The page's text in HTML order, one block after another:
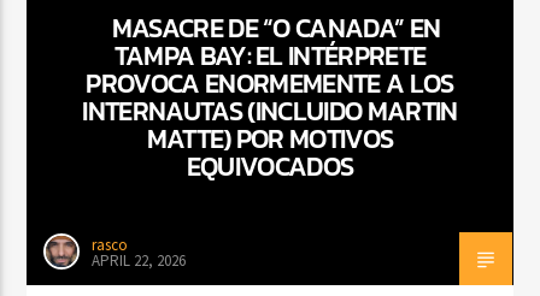
CURRENT SHOW
BACHATA PARA EL CAMINO
7:00 PM
MASACRE DE “O CANADA” EN
TAMPA BAY: EL INTÉRPRETE
PROVOCA ENORMEMENTE A LOS
INTERNAUTAS (INCLUIDO MARTIN
MATTE) POR MOTIVOS
EQUIVOCADOS
rasco
APRIL 22, 2026